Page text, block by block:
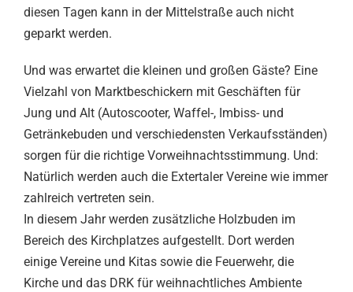
diesen Tagen kann in der Mittelstraße auch nicht
geparkt werden.
Und was erwartet die kleinen und großen Gäste? Eine
Vielzahl von Marktbeschickern mit Geschäften für
Jung und Alt (Autoscooter, Waffel-, Imbiss- und
Getränkebuden und verschiedensten Verkaufsständen)
sorgen für die richtige Vorweihnachtsstimmung. Und:
Natürlich werden auch die Extertaler Vereine wie immer
zahlreich vertreten sein.
In diesem Jahr werden zusätzliche Holzbuden im
Bereich des Kirchplatzes aufgestellt. Dort werden
einige Vereine und Kitas sowie die Feuerwehr, die
Kirche und das DRK für weihnachtliches Ambiente